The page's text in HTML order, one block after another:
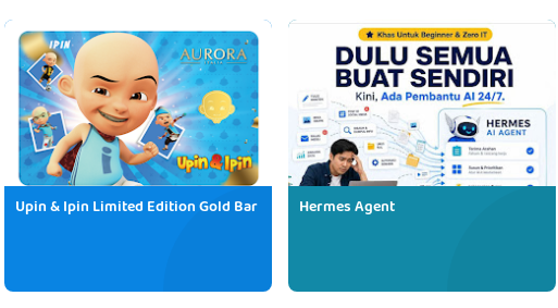
Upin & Ipin Limited Edition Gold Bar Hermes Agent